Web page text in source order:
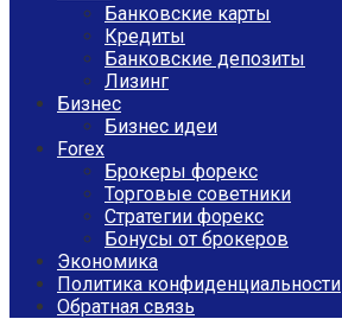
Банковские карты
Кредиты
Банковские депозиты
Лизинг
Бизнес
Бизнес идеи
Forex
Брокеры форекс
Торговые советники
Стратегии форекс
Бонусы от брокеров
Экономика
Политика конфиденциальности
Обратная связь